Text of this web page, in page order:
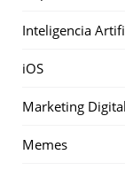
Inteligencia
iOS
Marketing Digital
Memes